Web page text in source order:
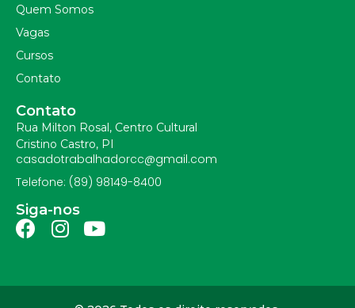
Quem Somos
Vagas
Cursos
Contato
Contato
Rua Milton Rosal, Centro Cultural
Cristino Castro, PI
casadotrabalhadorcc@gmail.com
Telefone: (89) 98149-8400
Siga-nos